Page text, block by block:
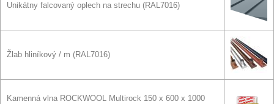
Unikátny falcovaný oplech na strechu (RAL7016)
Žlab hliníkový / m (RAL7016)
Kamenná vlna ROCKWOOL Multirock 150 x 600 x 1000